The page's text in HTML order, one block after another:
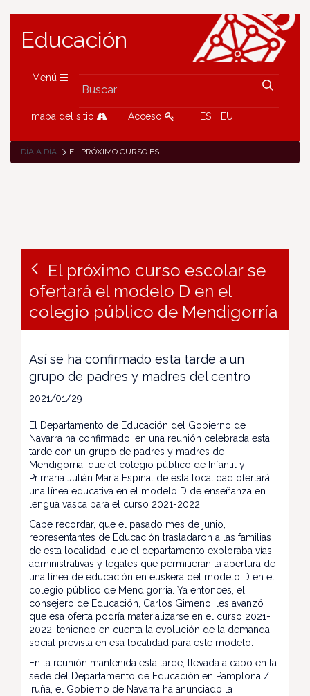
Educación
Menú
mapa del sitio Acceso ES EU
DÍA A DÍA EL PRÓXIMO CURSO ESCOLAR SE OFERTARÁ EL MODELO D EN EL COLEGIO PÚBLICO DE MENDIGORRÍA
El próximo curso escolar se
ofertará el modelo D en el
colegio público de Mendigorría
Así se ha confirmado esta tarde a un
grupo de padres y madres del centro
2021/01/29
El Departamento de Educación del Gobierno de
Navarra ha confirmado, en una reunión celebrada esta
tarde con un grupo de padres y madres de
Mendigorria, que el colegio público de Infantil y
Primaria Julián María Espinal de esta localidad ofertará
una línea educativa en el modelo D de enseñanza en
lengua vasca para el curso 2021-2022.
Cabe recordar, que el pasado mes de junio,
representantes de Educación trasladaron a las familias
de esta localidad, que el departamento exploraba vías
administrativas y legales que permitieran la apertura de
una línea de educación en euskera del modelo D en el
colegio público de Mendigorria. Ya entonces, el
consejero de Educación, Carlos Gimeno, les avanzó
que esa oferta podría materializarse en el curso 2021-
2022, teniendo en cuenta la evolución de la demanda
social prevista en esa localidad para este modelo.
En la reunión mantenida esta tarde, llevada a cabo en la
sede del Departamento de Educación en Pamplona /
Iruña, el Gobierno de Navarra ha anunciado la